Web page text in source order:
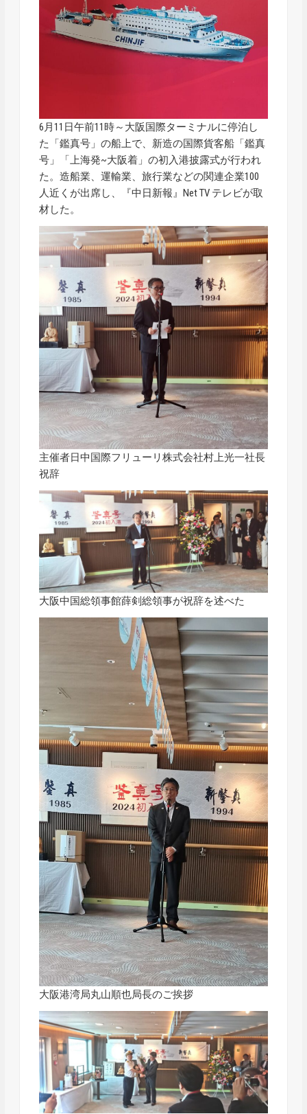
6月11日午前11時～大阪国際ターミナルに停泊し
た「鑑真号」の船上で、新造の国際貨客船「鑑真
号」「上海発~大阪着」の初入港披露式が行われ
た。造船業、運輸業、旅行業などの関連企業100
人近くが出席し、『中日新報』Net TV テレビが取
材した。
主催者日中国際フリューリ株式会社村上光一社長
祝辞
大阪中国総領事館薛剣総領事が祝辞を述べた
大阪港湾局丸山順也局長のご挨拶